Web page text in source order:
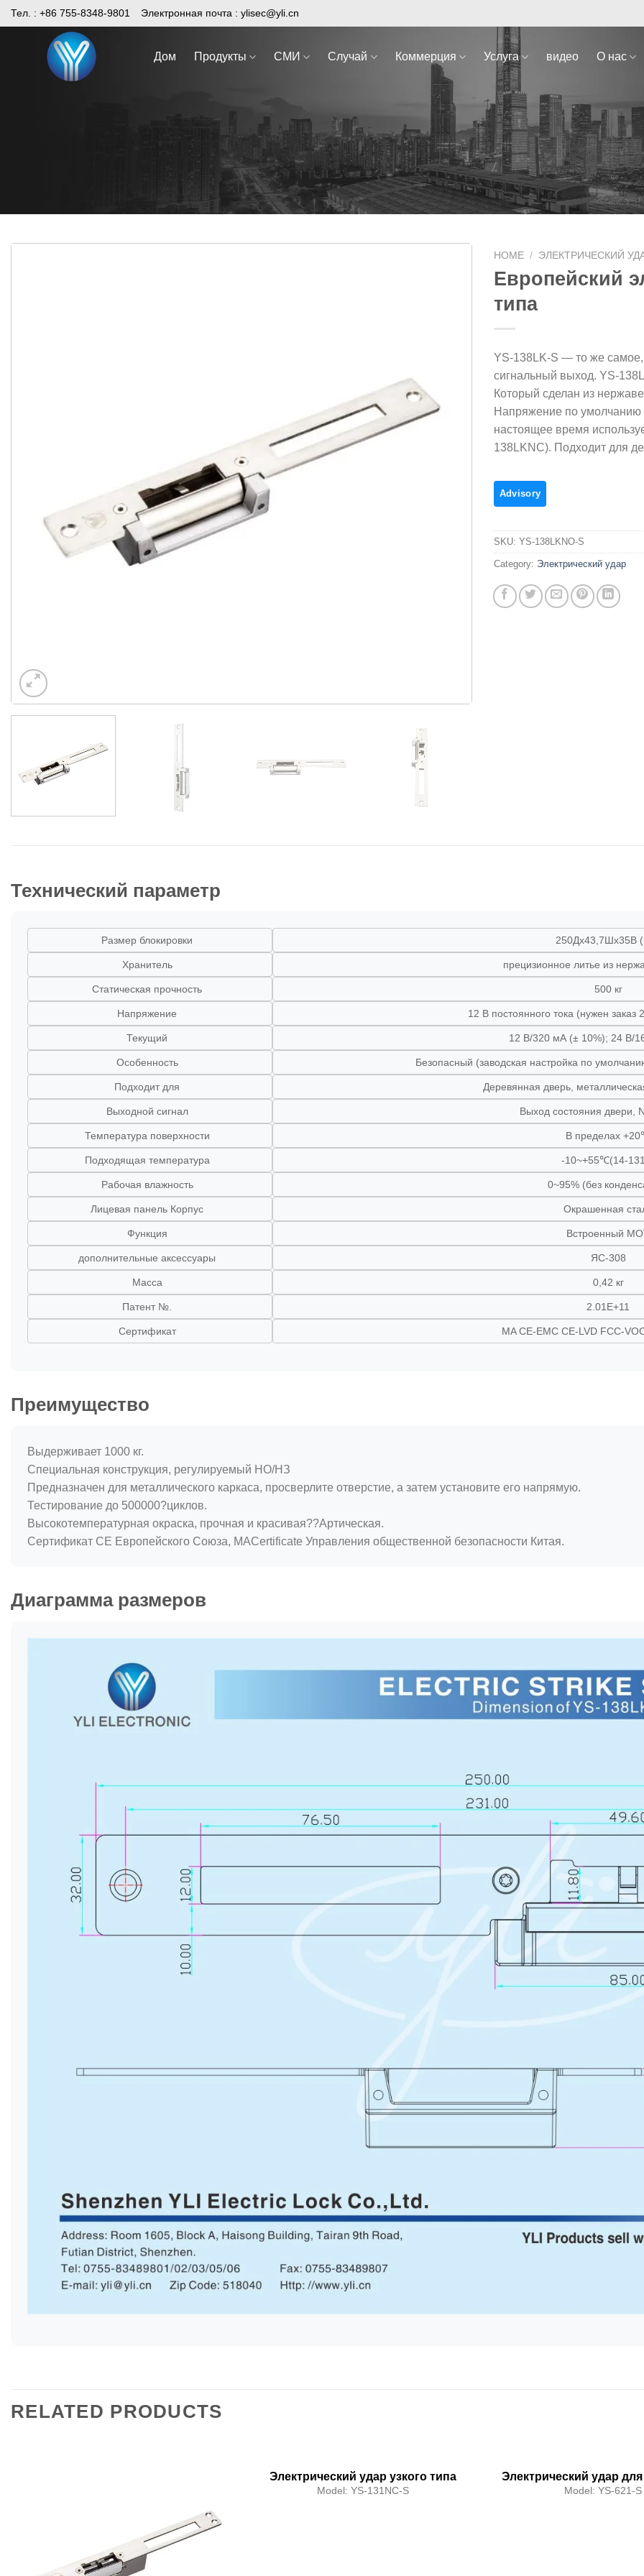
Skip
to
Тел. : +86 755-8348-9801 Электронная почта : ylisec@yli.cn
Дом Продукты СМИ Случай Коммерция Услуга видео О нас
HOME / ЭЛЕКТРИЧЕСКИЙ
Европейский
типа
YS-138LK-S — то же самое,
сигнальный выход. YS-
Который сделан из
Напряжение по умолчанию
настоящее время
138LKNC). Подходит для
SKU: YS-138LKNO-S
Category: Электрический удар
Технический параметр
Размер блокировки 250Дx43,7Шx35В
Хранитель прецизионное литье из
Статическая прочность 500 кг
Напряжение 12 В постоянного тока (нужен заказ
Текущий 12 В/320 мА (± 10%); 24 В/
Особенность Безопасный (заводская настройка по
Подходит для Деревянная дверь,
Выходной сигнал Выход состояния двери,
Температура поверхности В пределах
Подходящая температура -10~+55℃(14-
Рабочая влажность 0~95% (без
Лицевая панель Корпус Окрашенная
Функция Встроенный
дополнительные аксессуары ЯС-308
Масса 0,42 кг
Патент №. 2.01E+11
Сертификат MA CE-EMC CE-LVD FCC-
Преимущество
Выдерживает 1000 кг.
Специальная конструкция, регулируемый НО/НЗ
Предназначен для металлического каркаса, просверлите отверстие, а затем установите его напрямую.
Тестирование до 500000?циклов.
Высокотемпературная окраска, прочная и красивая??Артическая.
Сертификат CE Европейского Союза, MACertificate Управления общественной безопасности Китая.
Диаграмма размеров
RELATED PRODUCTS
Электрический удар узкого типа
Model:YS-131NC-S
Электрический удар
Model: YS-621-S